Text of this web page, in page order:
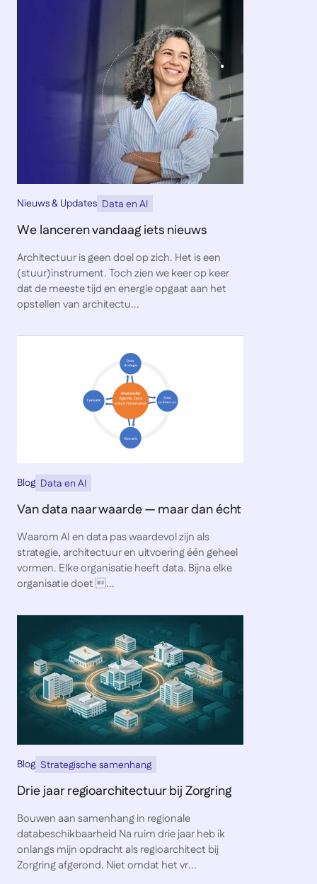
Nieuws & Updates Data en AI
We lanceren vandaag iets nieuws
Architectuur is geen doel op zich. Het is een
(stuur)instrument. Toch zien we keer op keer
dat de meeste tijd en energie opgaat aan het
opstellen van architectu...
Blog Data en AI
Van data naar waarde — maar dan écht
Waarom AI en data pas waardevol zijn als
strategie, architectuur en uitvoering één geheel
vormen. Elke organisatie heeft data. Bijna elke
organisatie doet ...
Blog Strategische samenhang
Drie jaar regioarchitectuur bij Zorgring
Bouwen aan samenhang in regionale
databeschikbaarheid Na ruim drie jaar heb ik
onlangs mijn opdracht als regioarchitect bij
Zorgring afgerond. Niet omdat het vr...